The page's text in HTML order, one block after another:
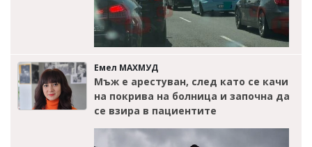
Емел МАХМУД
Мъж е арестуван, след като се качи
на покрива на болница и започна да
се взира в пациентите